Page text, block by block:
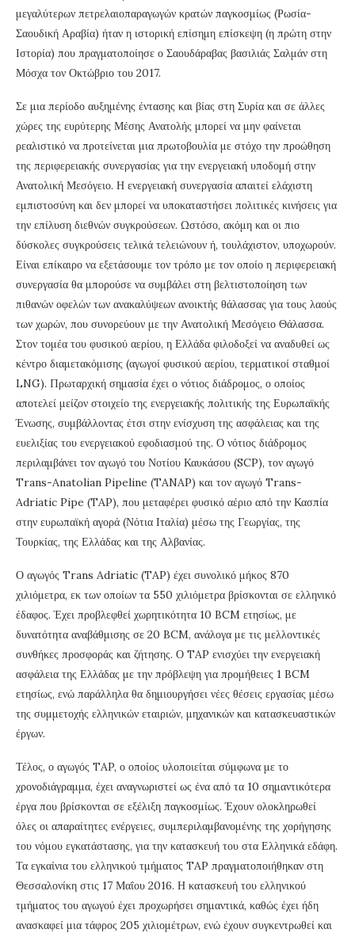
μεγαλύτερων πετρελαιοπαραγωγών κρατών παγκοσμίως (Ρωσία-
Σαουδική Αραβία) ήταν η ιστορική επίσημη επίσκεψη (η πρώτη στην
Ιστορία) που πραγματοποίησε ο Σαουδάραβας βασιλιάς Σαλμάν στη
Μόσχα τον Οκτώβριο του 2017.
Σε μια περίοδο αυξημένης έντασης και βίας στη Συρία και σε άλλες
χώρες της ευρύτερης Μέσης Ανατολής μπορεί να μην φαίνεται
ρεαλιστικό να προτείνεται μια πρωτοβουλία με στόχο την προώθηση
της περιφερειακής συνεργασίας για την ενεργειακή υποδομή στην
Ανατολική Μεσόγειο. Η ενεργειακή συνεργασία απαιτεί ελάχιστη
εμπιστοσύνη και δεν μπορεί να υποκαταστήσει πολιτικές κινήσεις για
την επίλυση διεθνών συγκρούσεων. Ωστόσο, ακόμη και οι πιο
δύσκολες συγκρούσεις τελικά τελειώνουν ή, τουλάχιστον, υποχωρούν.
Είναι επίκαιρο να εξετάσουμε τον τρόπο με τον οποίο η περιφερειακή
συνεργασία θα μπορούσε να συμβάλει στη βελτιστοποίηση των
πιθανών οφελών των ανακαλύψεων ανοικτής θάλασσας για τους λαούς
των χωρών, που συνορεύουν με την Ανατολική Μεσόγειο Θάλασσα.
Στον τομέα του φυσικού αερίου, η Ελλάδα φιλοδοξεί να αναδυθεί ως
κέντρο διαμετακόμισης (αγωγοί φυσικού αερίου, τερματικοί σταθμοί
LNG). Πρωταρχική σημασία έχει ο νότιος διάδρομος, ο οποίος
αποτελεί μείζον στοιχείο της ενεργειακής πολιτικής της Ευρωπαϊκής
Ένωσης, συμβάλλοντας έτσι στην ενίσχυση της ασφάλειας και της
ευελιξίας του ενεργειακού εφοδιασμού της. Ο νότιος διάδρομος
περιλαμβάνει τον αγωγό του Νοτίου Καυκάσου (SCP), τον αγωγό
Trans-Anatolian Pipeline (TANAP) και τον αγωγό Trans-
Adriatic Pipe (TAP), που μεταφέρει φυσικό αέριο από την Κασπία
στην ευρωπαϊκή αγορά (Νότια Ιταλία) μέσω της Γεωργίας, της
Τουρκίας, της Ελλάδας και της Αλβανίας.
Ο αγωγός Trans Adriatic (TAP) έχει συνολικό μήκος 870
χιλιόμετρα, εκ των οποίων τα 550 χιλιόμετρα βρίσκονται σε ελληνικό
έδαφος. Έχει προβλεφθεί χωρητικότητα 10 BCM ετησίως, με
δυνατότητα αναβάθμισης σε 20 BCM, ανάλογα με τις μελλοντικές
συνθήκες προσφοράς και ζήτησης. Ο TAP ενισχύει την ενεργειακή
ασφάλεια της Ελλάδας με την πρόβλεψη για προμήθειες 1 BCM
ετησίως, ενώ παράλληλα θα δημιουργήσει νέες θέσεις εργασίας μέσω
της συμμετοχής ελληνικών εταιριών, μηχανικών και κατασκευαστικών
έργων.
Τέλος, ο αγωγός TAP, ο οποίος υλοποιείται σύμφωνα με το
χρονοδιάγραμμα, έχει αναγνωριστεί ως ένα από τα 10 σημαντικότερα
έργα που βρίσκονται σε εξέλιξη παγκοσμίως. Έχουν ολοκληρωθεί
όλες οι απαραίτητες ενέργειες, συμπεριλαμβανομένης της χορήγησης
του νόμου εγκατάστασης, για την κατασκευή του στα Ελληνικά εδάφη.
Τα εγκαίνια του ελληνικού τμήματος TAP πραγματοποιήθηκαν στη
Θεσσαλονίκη στις 17 Μαΐου 2016. Η κατασκευή του ελληνικού
τμήματος του αγωγού έχει προχωρήσει σημαντικά, καθώς έχει ήδη
ανασκαφεί μια τάφρος 205 χιλιομέτρων, ενώ έχουν συγκεντρωθεί και